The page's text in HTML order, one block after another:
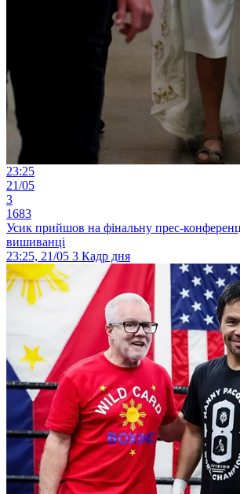
23:25
21/05
3
1683
Усик прийшов на фінальну прес-
вишиванці
23:25, 21/05 3 Кадр дня